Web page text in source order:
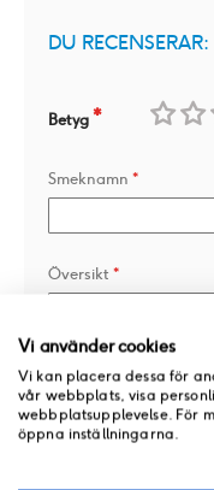
DU RECENSERAR:
Betyg
Smeknamn
Översikt
Recension
Vi använder cookies
Vi kan placera dessa för
vår webbplats, visa
webbplatsupplevelse. För
öppna inställningarna.